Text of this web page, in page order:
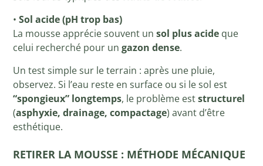
•Sol acide (pH trop bas)
La mousse apprécie souvent unsol plus acide que
celui recherché pour ungazon dense.
Un test simple sur le terrain : après une pluie,
observez. Si l’eau reste en surface ou si le sol est
“spongieux” longtemps, le problème eststructurel
(asphyxie, drainage, compactage) avant d’être
esthétique.
RETIRER LA MOUSSE : MÉTHODE MÉCANIQUE